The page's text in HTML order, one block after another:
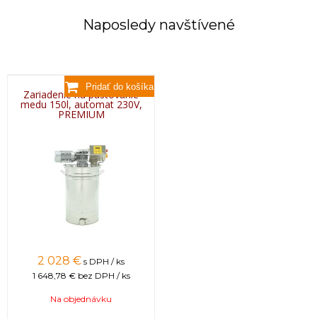
Naposledy navštívené
Zariadenie na pastovanie
medu 150l, automat 230V,
PREMIUM
2 028 € s DPH / ks
1 648,78 € bez DPH / ks
Na objednávku